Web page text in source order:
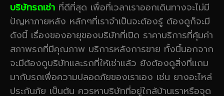
บริษัทรถเช่า ที่ดีที่สุด เพื่อที่เวลาเราออกเดินทางจะไม่มี
ปัญหาภายหลัง หลักๆที่เราจำเป็นจะต้องรู้ ต้องดูก็จะมี
ดังนี้ เรื่องของอายุของบริษัทที่เปิด ราคาบริการที่คุ้มค่า
สภาพรถที่มีคุณภาพ บริการหลังการขาย ทั้งนี้นอกจาก
จะมีต้องดูบริษัทและรถที่ให้เช่าแล้ว ยังต้องดูสิ่งที่แถม
มากับรถเพื่อความปลอดภัยของเราเอง เช่น ยางอะไหล่
ประกันภัย เป็นต้น ควรหาบริษัทที่อยู่ใกล้บ้านเราหรือจุด